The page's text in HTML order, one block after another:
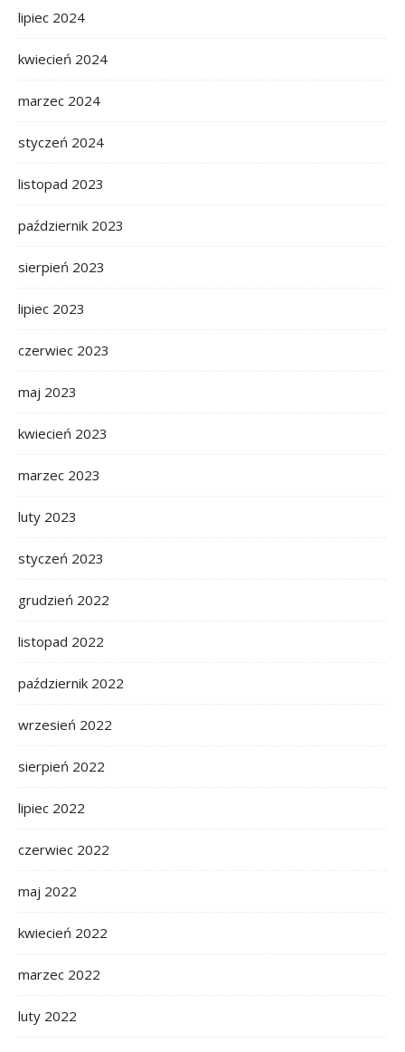
lipiec 2024
kwiecień 2024
marzec 2024
styczeń 2024
listopad 2023
październik 2023
sierpień 2023
lipiec 2023
czerwiec 2023
maj 2023
kwiecień 2023
marzec 2023
luty 2023
styczeń 2023
grudzień 2022
listopad 2022
październik 2022
wrzesień 2022
sierpień 2022
lipiec 2022
czerwiec 2022
maj 2022
kwiecień 2022
marzec 2022
luty 2022